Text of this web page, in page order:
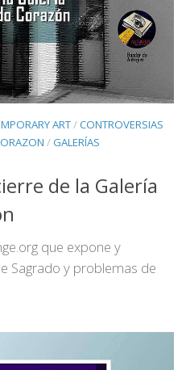
ART /CONTROVERSIAS
/ GALERÍAS
de la Galería
que expone y
Sagrado y problemas de